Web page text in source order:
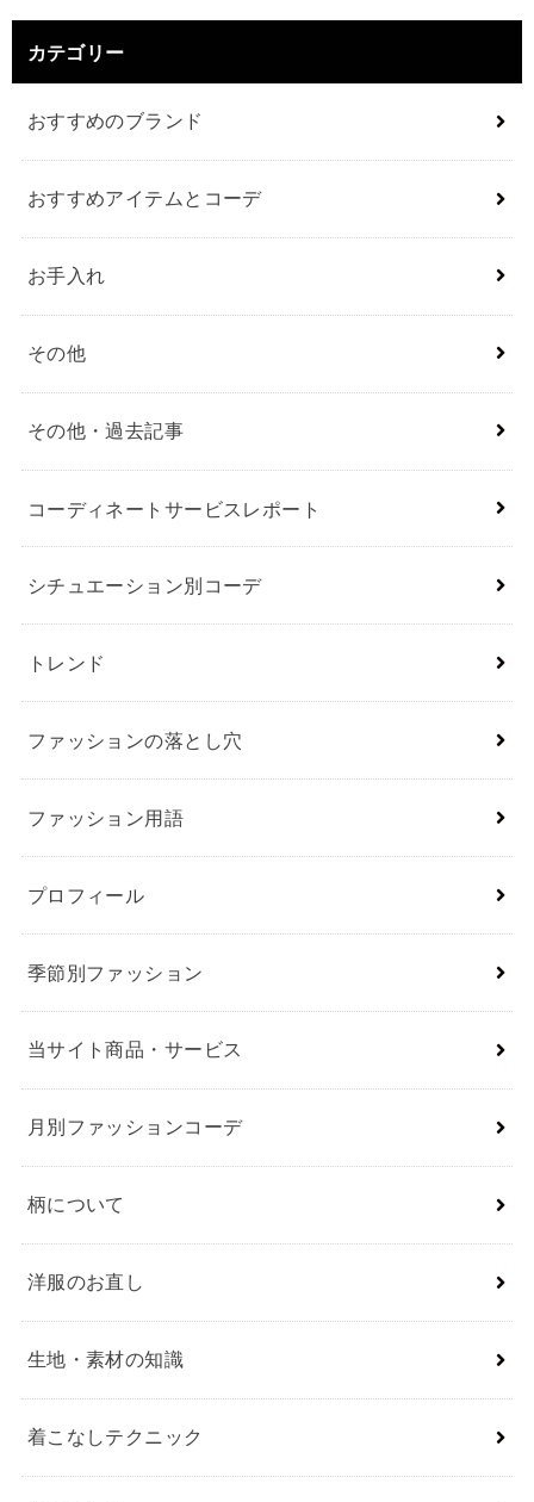
カテゴリー
おすすめのブランド
おすすめアイテムとコーデ
お手入れ
その他
その他・過去記事
コーディネートサービスレポート
シチュエーション別コーデ
トレンド
ファッションの落とし穴
ファッション用語
プロフィール
季節別ファッション
当サイト商品・サービス
月別ファッションコーデ
柄について
洋服のお直し
生地・素材の知識
着こなしテクニック